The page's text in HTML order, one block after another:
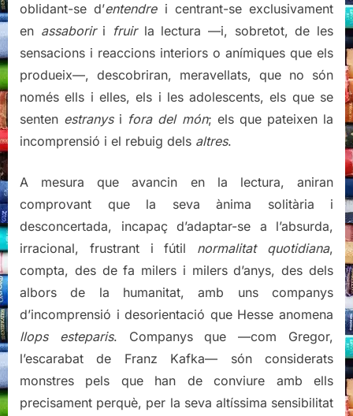
oblidant-se d’entendrei centrant-se exclusivament
en assaboriri fruirla lectura —i, sobretot, de les
sensacions i reaccions interiors o anímiques que els
produeix—, descobriran, meravellats, que no són
només ells i elles, els i les adolescents, els que se
senten estranysi fora del món; els que pateixen la
incomprensió i el rebuig dels altres.
A mesura que avancin en la lectura, aniran
comprovant que la seva ànima solitària i
desconcertada, incapaç d’adaptar-se a l’absurda,
irracional, frustrant i fútil normalitat quotidiana,
compta, des de fa milers i milers d’anys, des dels
albors de la humanitat, amb uns companys
d’incomprensió i desorientació que Hesse anomena
llops esteparis. Companys que —com Gregor,
l’escarabat de Franz Kafka— són considerats
monstres pels que han de conviure amb ells
precisament perquè, per la seva altíssima sensibilitat